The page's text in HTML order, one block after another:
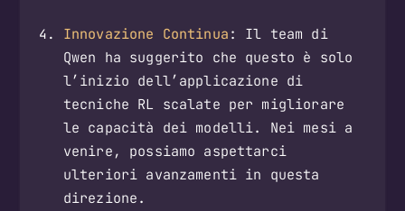
Innovazione Continua: Il team di
Qwen ha suggerito che questo è solo
l’inizio dell’applicazione di
tecniche RL scalate per migliorare
le capacità dei modelli. Nei mesi a
venire, possiamo aspettarci
ulteriori avanzamenti in questa
direzione.